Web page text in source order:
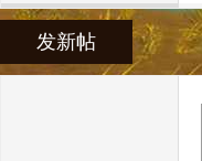
发新帖